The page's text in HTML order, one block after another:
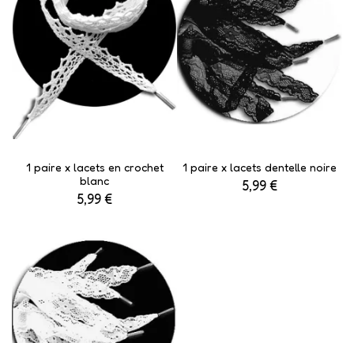
1 paire x lacets en crochet
blanc
5,99 €
1 paire x lacets dentelle noire
5,99 €